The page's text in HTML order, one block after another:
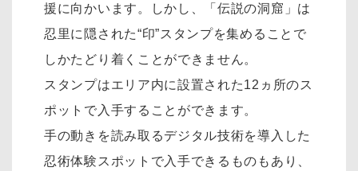
援に向かいます。しかし、「伝説の洞窟」は
忍里に隠された“印”スタンプを集めることで
しかたどり着くことができません。
スタンプはエリア内に設置された12ヵ所のス
ポットで入手することができます。
手の動きを読み取るデジタル技術を導入した
忍術体験スポットで入手できるものもあり、